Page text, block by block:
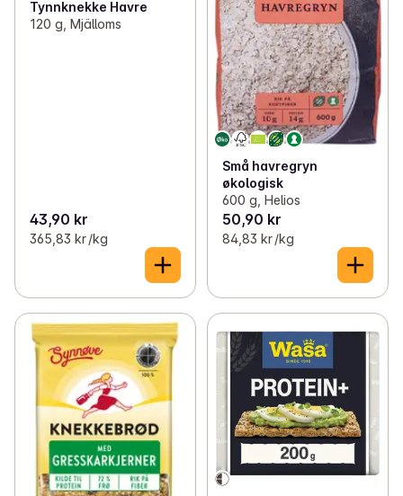
Tynnknekke Havre
120 g, Mjälloms
43,90 kr
365,83 kr /kg
Små havregryn
økologisk
600 g, Helios
50,90 kr
84,83 kr /kg